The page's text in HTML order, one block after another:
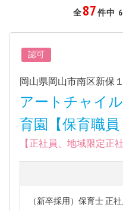
全 87 件中
認可
岡山県岡山市南区新保
アートチャイ
育園【保育職員
【正社員、地域限定正
（新卒採用）保育士 正